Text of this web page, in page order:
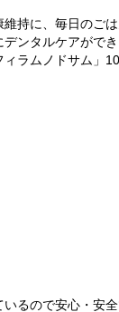
持に、毎日のご
ンタルケアがで
ラムノドサム」
るので安心・安全